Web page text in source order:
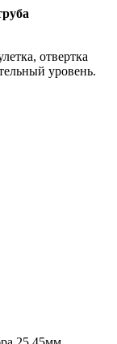
отвертка
уровень.